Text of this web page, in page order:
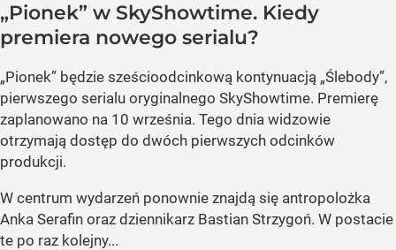
„Pionek” w SkyShowtime. Kiedy
premiera nowego serialu?
„Pionek” będzie sześcioodcinkową kontynuacją „Ślebody”,
pierwszego serialu oryginalnego SkyShowtime. Premierę
zaplanowano na 10 września. Tego dnia widzowie
otrzymają dostęp do dwóch pierwszych odcinków
produkcji.
W centrum wydarzeń ponownie znajdą się antropolożka
Anka Serafin oraz dziennikarz Bastian Strzygoń. W postacie
te po raz kolejny...